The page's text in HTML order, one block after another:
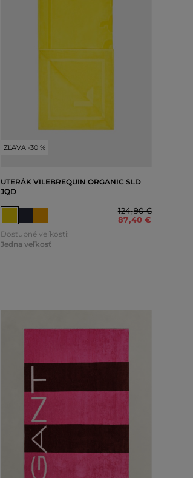
ZĽAVA -30 %
UTERÁK VILEBREQUIN ORGANIC SLD
JQD
124,90 €
87,40 €
Dostupné veľkosti:
Jedna veľkosť